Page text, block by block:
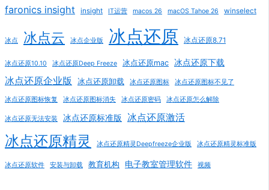
faronics insight insight IT运营 macos 26 macOS Tahoe 26 winselect
冰点 冰点云 冰点企业版 冰点还原 冰点还原8.71
冰点还原10.10 冰点还原Deep Freeze 冰点还原mac 冰点还原下载
冰点还原企业版 冰点还原卸载 冰点还原图标 冰点还原图标不见了
冰点还原图标恢复 冰点还原图标消失 冰点还原密码 冰点还原怎么解除
冰点还原无法安装 冰点还原标准版 冰点还原激活
冰点还原精灵 冰点还原精灵Deepfreeze企业版 冰点还原精灵标准版
冰点还原软件 安装与卸载 教育机构 电子教室管理软件 视频